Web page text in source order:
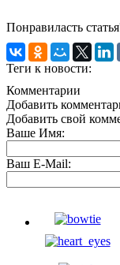
Понравиласть
Теги к новости:
Комментарии
Добавить
Добавить свой
Ваше Имя:
Ваш E-Mail: